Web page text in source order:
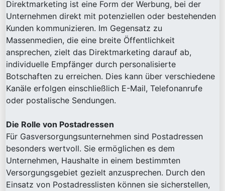
Direktmarketing ist eine Form der Werbung, bei der
Unternehmen direkt mit potenziellen oder bestehenden
Kunden kommunizieren. Im Gegensatz zu
Massenmedien, die eine breite Öffentlichkeit
ansprechen, zielt das Direktmarketing darauf ab,
individuelle Empfänger durch personalisierte
Botschaften zu erreichen. Dies kann über verschiedene
Kanäle erfolgen einschließlich E-Mail, Telefonanrufe
oder postalische Sendungen.
Die Rolle von Postadressen
Für Gasversorgungsunternehmen sind Postadressen
besonders wertvoll. Sie ermöglichen es dem
Unternehmen, Haushalte in einem bestimmten
Versorgungsgebiet gezielt anzusprechen. Durch den
Einsatz von Postadresslisten können sie sicherstellen,